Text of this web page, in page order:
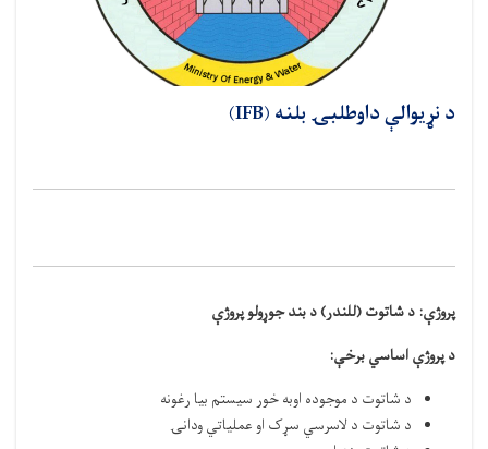
د نړيوالې داوطلبۍ بلنه (IFB)
پروژې: د شاتوت (للندر) د بند جوړولو پروژې
د پروژې اساسي برخې:
د شاتوت د موجوده اوبه خور سيستم بیا رغونه
د شاتوت د لاسرسي سړک او عملیاتي ودانۍ